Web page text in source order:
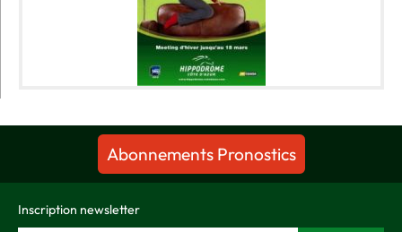
Abonnements Pronostics
Inscription newsletter